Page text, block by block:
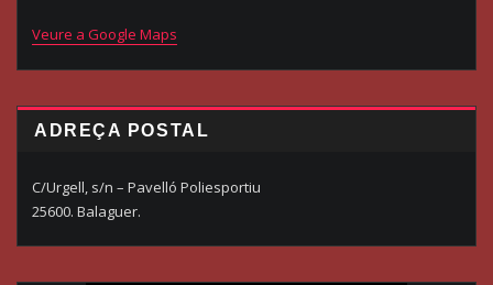
Veure a Google Maps
ADREÇA POSTAL
C/Urgell, s/n – Pavelló Poliesportiu
25600. Balaguer.